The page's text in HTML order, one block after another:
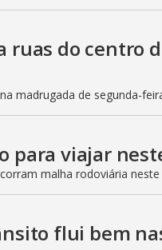
do centro
madrugada de segunda-
para viajar
malha rodoviária neste
flui bem